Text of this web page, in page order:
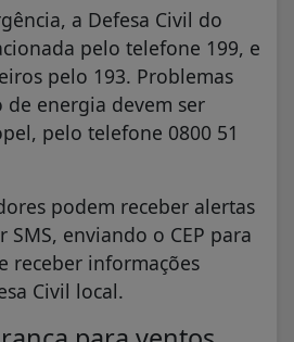
a Defesa Civil do
pelo telefone 199, e
pelo 193. Problemas
energia devem ser
pelo telefone 0800 51
podem receber alertas
enviando o CEP para
receber informações
Civil local.